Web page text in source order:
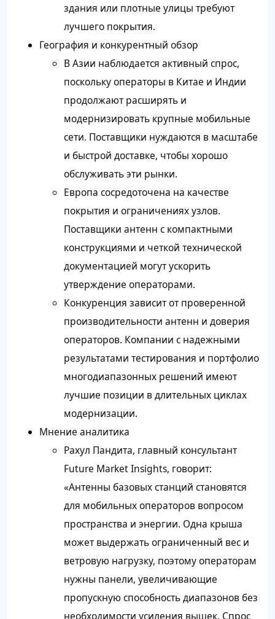
здания или плотные улицы требуют
лучшего покрытия.
География и конкурентный обзор
В Азии наблюдается активный спрос,
поскольку операторы в Китае и Индии
продолжают расширять и
модернизировать крупные мобильные
сети. Поставщики нуждаются в масштабе
и быстрой доставке, чтобы хорошо
обслуживать эти рынки.
Европа сосредоточена на качестве
покрытия и ограничениях узлов.
Поставщики антенн с компактными
конструкциями и четкой технической
документацией могут ускорить
утверждение операторами.
Конкуренция зависит от проверенной
производительности антенн и доверия
операторов. Компании с надежными
результатами тестирования и портфолио
многодиапазонных решений имеют
лучшие позиции в длительных циклах
модернизации.
Мнение аналитика
Рахул Пандита, главный консультант
Future Market Insights, говорит:
«Антенны базовых станций становятся
для мобильных операторов вопросом
пространства и энергии. Одна крыша
может выдержать ограниченный вес и
ветровую нагрузку, поэтому операторам
нужны панели, увеличивающие
пропускную способность диапазонов без
необходимости усиления вышек. Спрос